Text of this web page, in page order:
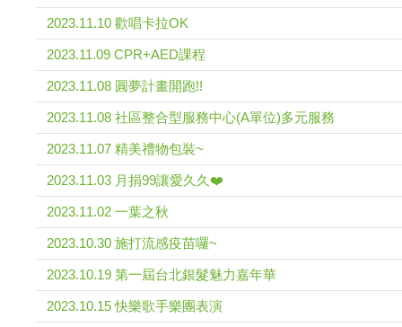
2023.11.10 歡唱卡拉OK
2023.11.09 CPR+AED課程
2023.11.08 圓夢計畫開跑!!
2023.11.08 社區整合型服務中心(A單位)多元服務
2023.11.07 精美禮物包裝~
2023.11.03 月捐99讓愛久久❤️
2023.11.02 一葉之秋
2023.10.30 施打流感疫苗囉~
2023.10.19 第一屆台北銀髮魅力嘉年華
2023.10.15 快樂歌手樂團表演